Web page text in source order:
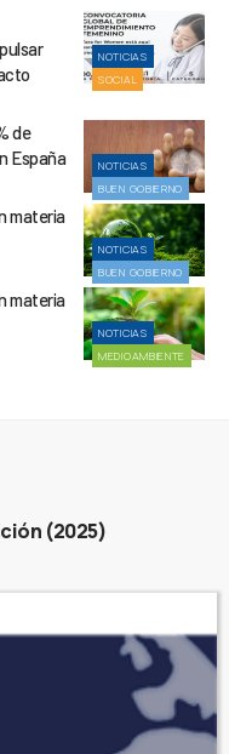
NOTICIAS
SOCIAL
NOTICIAS
BUEN GOBIERNO
de
España
NOTICIAS
BUEN GOBIERNO
materia
NOTICIAS
MEDIOAMBIENTE
materia
(2025)